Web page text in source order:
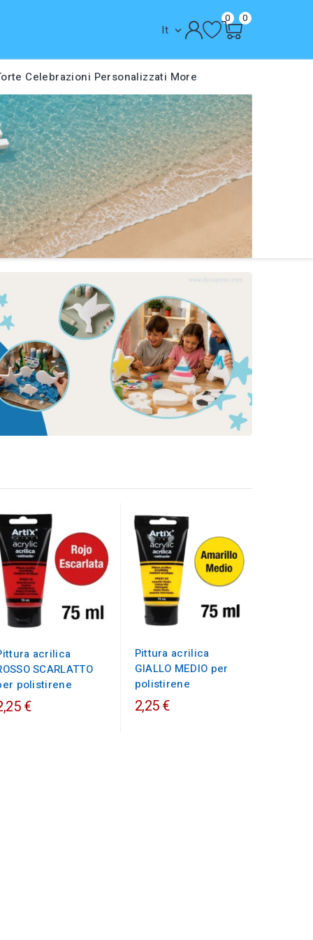
It 
0 0
Celebrazioni Personalizzati More
acrilica
SCARLATTO
polistirene
€
Pittura acrilica
GIALLO MEDIO per
polistirene
2,25 €